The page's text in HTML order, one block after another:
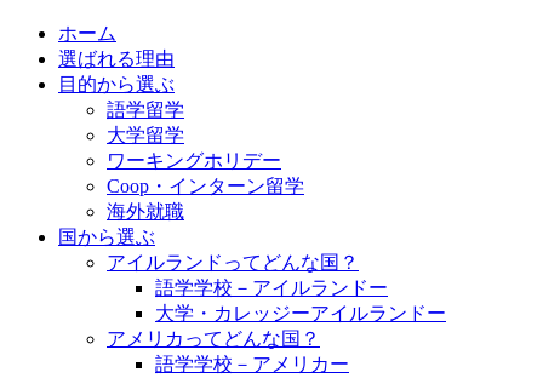
ホーム
選ばれる理由
目的から選ぶ
語学留学
大学留学
ワーキングホリデー
Coop・インターン留学
海外就職
国から選ぶ
アイルランドってどんな国？
語学学校－アイルランドー
大学・カレッジーアイルランドー
アメリカってどんな国？
語学学校－アメリカー